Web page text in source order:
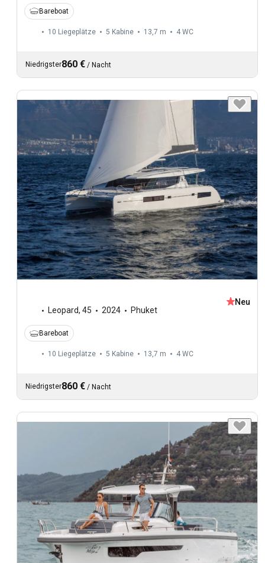
Bareboat
10 Liegeplätze 5 Kabine 13,7 m 4 WC
Niedrigster860 € / Nacht
Leopard, 45 2024 Phuket
Neu
Bareboat
10 Liegeplätze 5 Kabine 13,7 m 4 WC
Niedrigster860 € / Nacht